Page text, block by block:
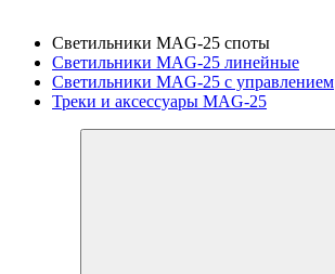
Светильники MAG-25 споты
Светильники MAG-25 линейные
Светильники MAG-25 с управлением
Треки и аксессуары MAG-25